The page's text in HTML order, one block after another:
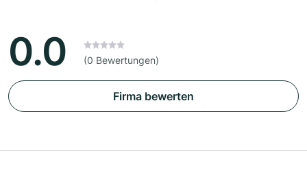
0.0 (0 Bewertungen)
Firma bewerten